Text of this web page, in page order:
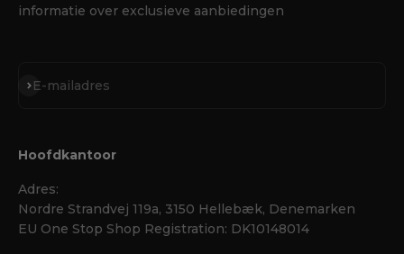
informatie over exclusieve aanbiedingen
E-mailadres
Abonneren
Hoofdkantoor
Adres:
Nordre Strandvej 119a, 3150 Hellebæk, Denemarken
EU One Stop Shop Registration: DK10148014